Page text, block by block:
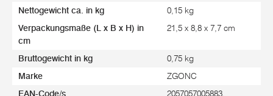
Nettogewicht ca. in kg 0,15 kg
Verpackungsmaße (L x B x H) in
cm
21,5 x 8,8 x 7,7 cm
Bruttogewicht in kg 0,75 kg
Marke ZGONC
2057057005883,